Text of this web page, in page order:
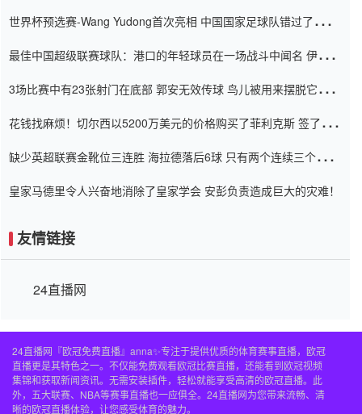
世界杯预选赛-Wang Yudong首次亮相 中国国家足球队错过了世界
最佳中国超级联赛球队：港口的年轻球员在一场战斗中闻名 伊万放
3场比赛中有23张射门在底部 郭安无效传球 鸟儿被用来摆脱它
花钱找麻烦！切尔西以5200万美元的价格购买了菲利克斯 签了7年
缺少英超联赛金靴位三连胜 海拉德落后6球 只有两个连续三个连续
皇家马德里令人兴奋地消除了皇家学会 安彭负责造成巨大的灾难！
友情链接
24直播网
24直播网『欧冠免费直播』anna✨专注于提供优质的体育赛事直播，欧冠
直播更是其特色之一。不仅能免费观看欧冠比赛直播，还能看到欧冠视频
集锦和获取新闻资讯。无需安装插件，轻松就能享受高清的欧冠直播。此
外，五大联赛、NBA等赛事直播也一应俱全。24直播网为您带来流畅、清
晰的欧冠直播体验，让您感受体育的魅力。